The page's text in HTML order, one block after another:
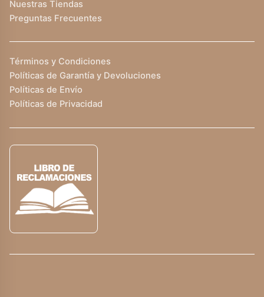
Nuestras Tiendas
Preguntas Frecuentes
Términos y Condiciones
Políticas de Garantía y Devoluciones
Políticas de Envío
Políticas de Privacidad